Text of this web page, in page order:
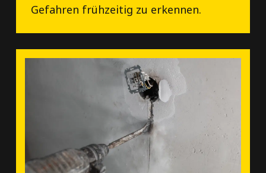
Gefahren frühzeitig zu erkennen.